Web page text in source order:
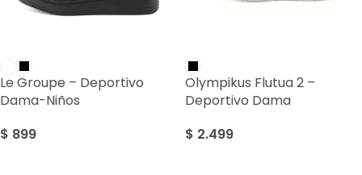
Le Groupe – Deportivo
Dama-Niños
$ 899
Olympikus Flutua 2 –
Deportivo Dama
$ 2.499